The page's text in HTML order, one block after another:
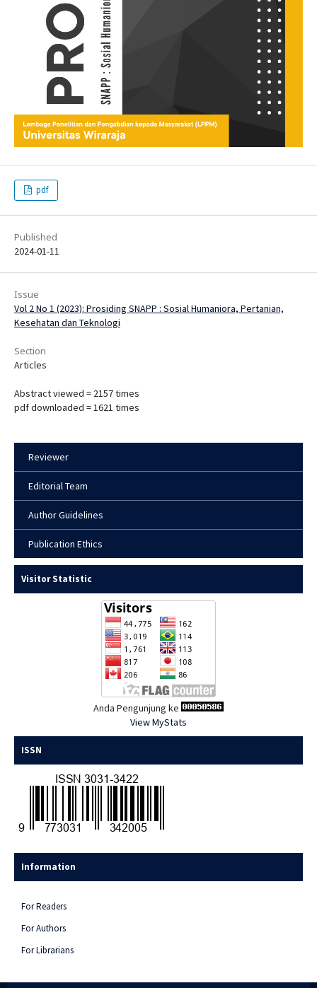
pdf
Published
2024-01-11
Issue
Vol 2 No 1 (2023): Prosiding SNAPP : Sosial Humaniora, Pertanian,
Kesehatan dan Teknologi
Section
Articles
Abstract viewed = 2157 times
pdf downloaded = 1621 times
Reviewer
Editorial Team
Author Guidelines
Publication Ethics
Visitor Statistic
Anda Pengunjung ke
View MyStats
ISSN
Information
For Readers
For Authors
For Librarians